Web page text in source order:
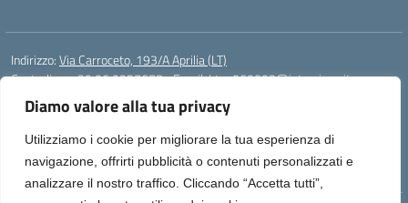
Diamo valore alla tua privacy
Utilizziamo i cookie per migliorare la tua esperienza di
navigazione, offrirti pubblicità o contenuti personalizzati e
analizzare il nostro traffico. Cliccando “Accetta tutti”,
Indirizzo:Via Carroceto, 193/A Aprilia (LT)
Centralino:+39 06 9257678 Email:Ltps060002@istruzione.it
Posta elettronica certificata (PEC): Ltps060002@pec.istruzione.it
Codice fiscale: 91001930592
LTPS060002